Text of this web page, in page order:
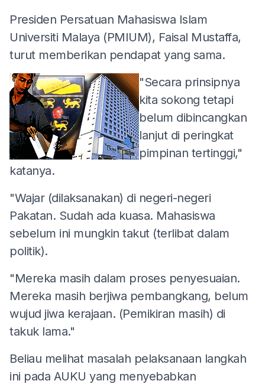
Presiden Persatuan Mahasiswa Islam
Universiti Malaya (PMIUM), Faisal Mustaffa,
turut memberikan pendapat yang sama.
"Secara prinsipnya
kita sokong tetapi
belum dibincangkan
lanjut di peringkat
pimpinan tertinggi,"
katanya.
"Wajar (dilaksanakan) di negeri-negeri
Pakatan. Sudah ada kuasa. Mahasiswa
sebelum ini mungkin takut (terlibat dalam
politik).
"Mereka masih dalam proses penyesuaian.
Mereka masih berjiwa pembangkang, belum
wujud jiwa kerajaan. (Pemikiran masih) di
takuk lama."
Beliau melihat masalah pelaksanaan langkah
ini pada AUKU yang menyebabkan